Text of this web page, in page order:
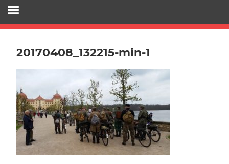
20170408_132215-min-1